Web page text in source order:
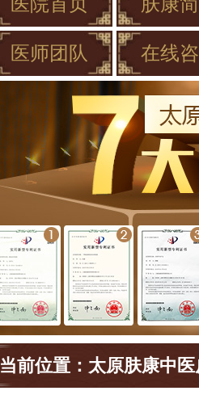
医师团队 在线
当前位置： 太原肤康中